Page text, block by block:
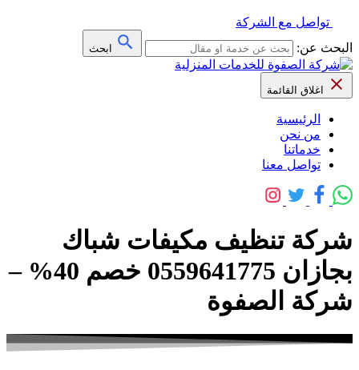
تواصل مع الشركة
البحث عن:
ابحث
اغلاق القائمة
الرئيسية
من نحن
خدماتنا
تواصل معنا
شركة تنظيف مكيفات شباك
بجازان 0559641775 خصم 40% –
شركة الصفوة